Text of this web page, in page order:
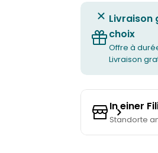
Livraison
choix
Offre à
Livraison
In einer
Standorte